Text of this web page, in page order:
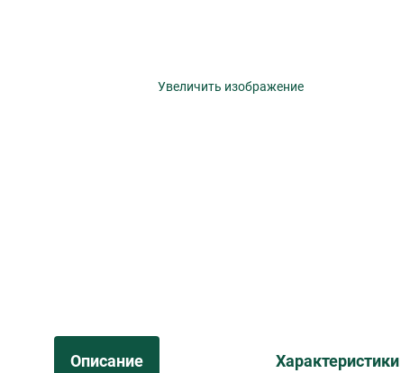
Увеличить изображение
Описание Характеристики